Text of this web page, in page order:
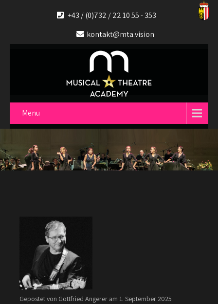
+43 / (0)732 / 22 10 55 - 353
kontakt@mta.vision
Menu
Gepostet von Gottfried Angerer am 1. September 2025